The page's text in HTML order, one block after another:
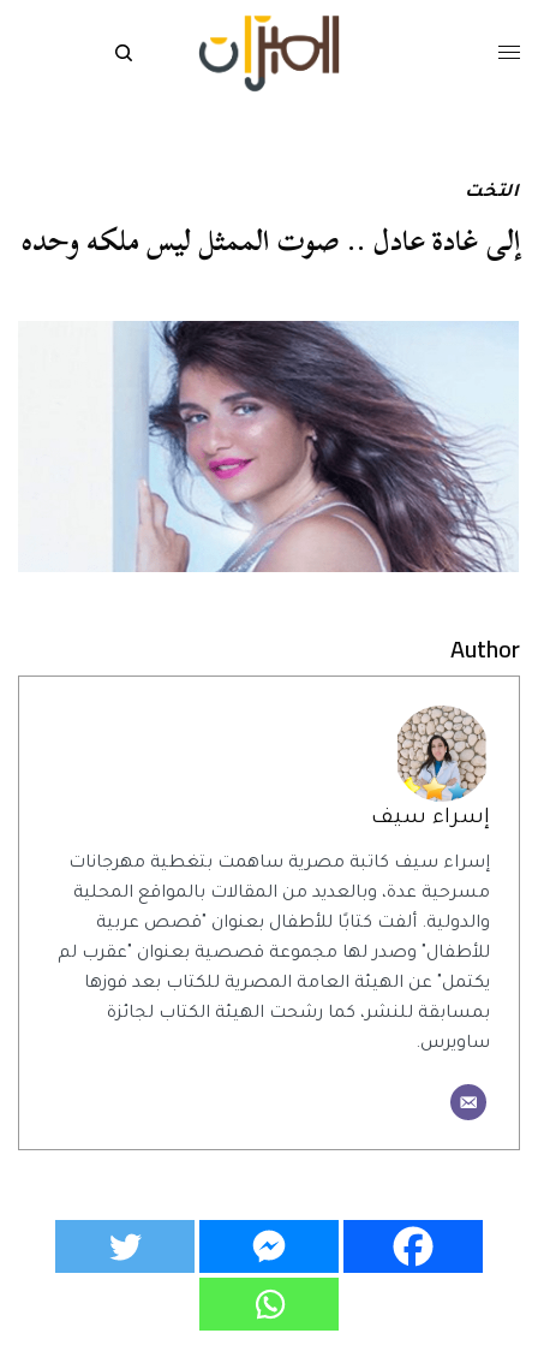
التخت
إلى غادة عادل .. صوت الممثل ليس ملكه وحده
Author
إسراء سيف
إسراء سيف كاتبة مصرية ساهمت بتغطية مهرجانات
مسرحية عدة، وبالعديد من المقالات بالمواقع المحلية
والدولية. ألفت كتابًا للأطفال بعنوان "قصص عربية
للأطفال" وصدر لها مجموعة قصصية بعنوان "عقرب لم
يكتمل" عن الهيئة العامة المصرية للكتاب بعد فوزها
بمسابقة للنشر، كما رشحت الهيئة الكتاب لجائزة
ساويرس.